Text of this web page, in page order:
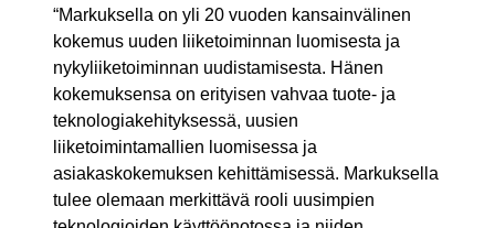
“Markuksella on yli 20 vuoden kansainvälinen
kokemus uuden liiketoiminnan luomisesta ja
nykyliiketoiminnan uudistamisesta. Hänen
kokemuksensa on erityisen vahvaa tuote- ja
teknologiakehityksessä, uusien
liiketoimintamallien luomisessa ja
asiakaskokemuksen kehittämisessä. Markuksella
tulee olemaan merkittävä rooli uusimpien